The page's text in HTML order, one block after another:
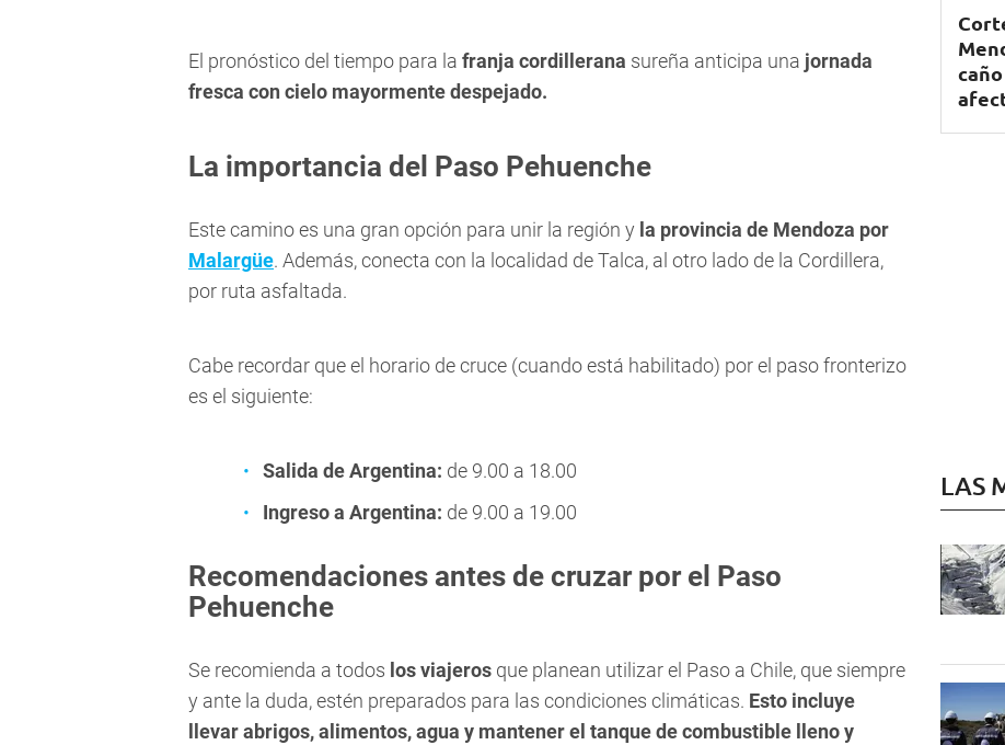
El pronóstico del tiempo para la franja cordillerana sureña anticipa una jornada
fresca con cielo mayormente despejado.
La importancia del Paso Pehuenche
Este camino es una gran opción para unir la región y la provincia de Mendoza por
Malargüe. Además, conecta con la localidad de Talca, al otro lado de la Cordillera,
por ruta asfaltada.
Cabe recordar que el horario de cruce (cuando está habilitado) por el paso fronterizo
es el siguiente:
Salida de Argentina: de 9.00 a 18.00
Ingreso a Argentina: de 9.00 a 19.00
Recomendaciones antes de cruzar por el Paso
Pehuenche
Se recomienda a todos los viajeros que planean utilizar el Paso a Chile, que siempre
y ante la duda, estén preparados para las condiciones climáticas. Esto incluye
llevar abrigos, alimentos, agua y mantener el tanque de combustible lleno y
LAS